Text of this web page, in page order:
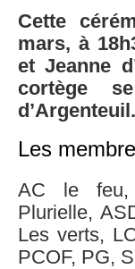
Cette
mars, à
et Jeanne
cortège
d’Argenteuil.
Les
AC le feu,
Plurielle,
Les verts,
PCOF, PG,